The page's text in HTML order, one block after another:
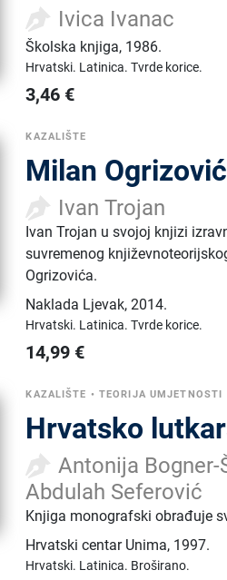
Ivica Ivanac
Školska knjiga, 1986.
Hrvatski. Latinica.Tvrde korice.
3,46 €
KAZALIŠTE
Milan
Ivan Trojan
Ivan Trojan u svojoj knjizi
suvremenog
Ogrizovića.
Naklada Ljevak,2014.
Hrvatski. Latinica.Tvrde korice.
14,99 €
KAZALIŠTE • TEORIJA UMJETNOSTI
Hrvatsko
Antonija Bogner-
Abdulah Seferović
Knjiga monografski obrađuje
Hrvatski centar Unima, 1997.
Hrvatski. Latinica. Broširano.